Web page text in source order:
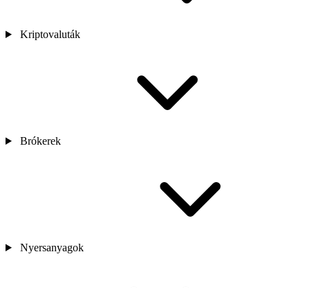
Kriptovaluták
Brókerek
Nyersanyagok